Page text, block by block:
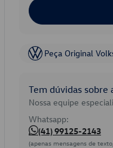
Peça Original
Tem dúvidas
Nossa equipe
Whatsapp:
(41) 99125-2143
(apenas mensagens de